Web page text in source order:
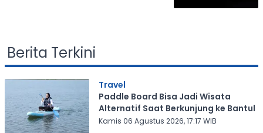
Berita Terkini
Travel
Paddle Board Bisa Jadi Wisata
Alternatif Saat Berkunjung ke Bantul
Kamis 06 Agustus 2026, 17:17 WIB